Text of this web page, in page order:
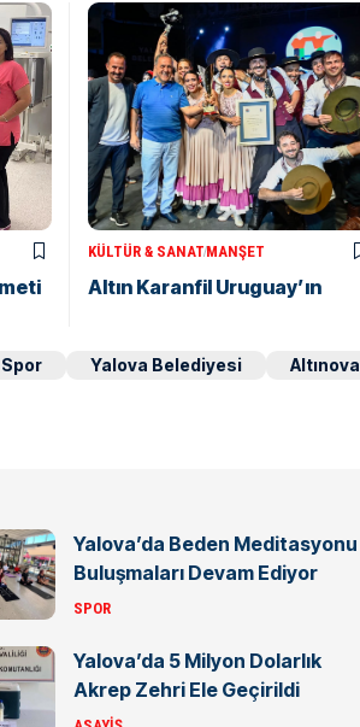
KÜLTÜR & SANATMANŞET
Altın Karanfil Uruguay’ın
Spor Yalova Belediyesi Altınova
Yalova’da Beden Meditasyonu
Buluşmaları Devam Ediyor
SPOR
Yalova’da 5 Milyon Dolarlık
Akrep Zehri Ele Geçirildi